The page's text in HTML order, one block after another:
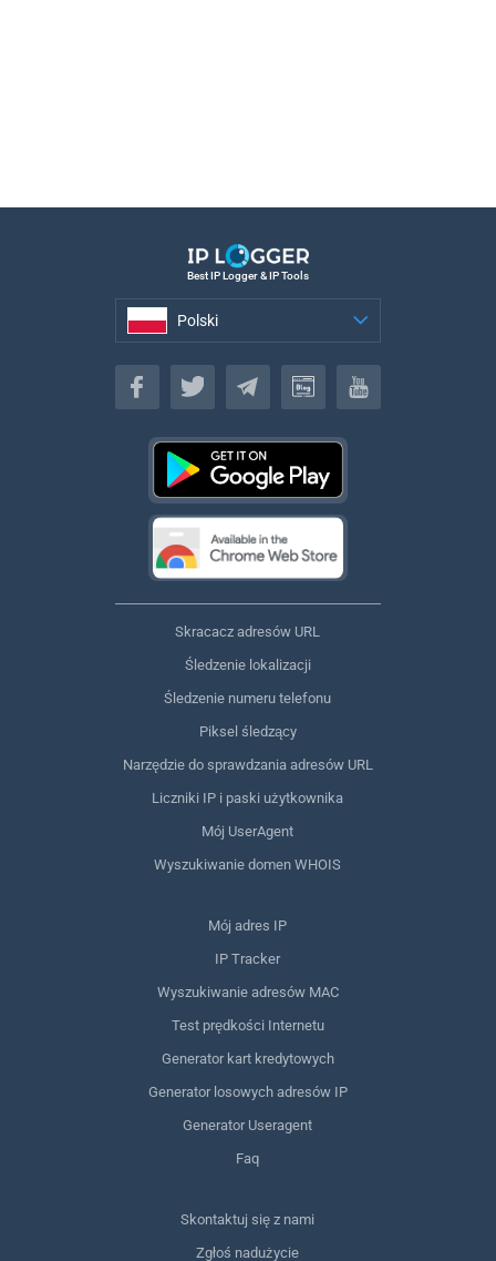
Best IP Logger & IP Tools
Polski
Polski
Skracacz adresów URL
Śledzenie lokalizacji
Śledzenie numeru telefonu
Piksel śledzący
Narzędzie do sprawdzania adresów URL
Liczniki IP i paski użytkownika
Mój UserAgent
Wyszukiwanie domen WHOIS
Mój adres IP
IP Tracker
Wyszukiwanie adresów MAC
Test prędkości Internetu
Generator kart kredytowych
Generator losowych adresów IP
Generator Useragent
Faq
Skontaktuj się z nami
Zgłoś nadużycie